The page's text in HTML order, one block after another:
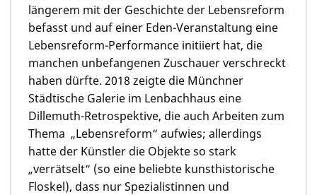
längerem mit der Geschichte der Lebensreform
befasst und auf einer Eden-Veranstaltung eine
Lebensreform-Performance initiiert hat, die
manchen unbefangenen Zuschauer verschreckt
haben dürfte. 2018 zeigte die Münchner
Städtische Galerie im Lenbachhaus eine
Dillemuth-Retrospektive, die auch Arbeiten zum
Thema „Lebensreform“ aufwies; allerdings
hatte der Künstler die Objekte so stark
„verrätselt“ (so eine beliebte kunsthistorische
Floskel), dass nur Spezialistinnen und